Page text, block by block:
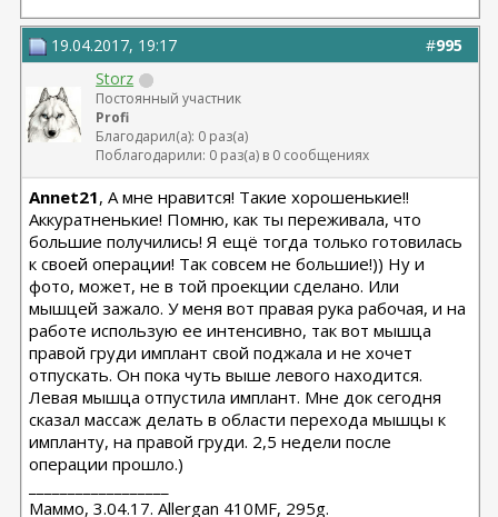
#995
19.04.2017, 19:17
Storz
Постоянный участник
Profi
Благодарил(а): 0 раз(а)
Поблагодарили: 0 раз(а) в 0 сообщениях
Annet21, А мне нравится! Такие хорошенькие!!
Аккуратненькие! Помню, как ты переживала, что
большие получились! Я ещё тогда только готовилась
к своей операции! Так совсем не большие!)) Ну и
фото, может, не в той проекции сделано. Или
мышцей зажало. У меня вот правая рука рабочая, и на
работе использую ее интенсивно, так вот мышца
правой груди имплант свой поджала и не хочет
отпускать. Он пока чуть выше левого находится.
Левая мышца отпустила имплант. Мне док сегодня
сказал массаж делать в области перехода мышцы к
импланту, на правой груди. 2,5 недели после
операции прошло.)
Маммо, 3.04.17. Allergan 410MF, 295g.